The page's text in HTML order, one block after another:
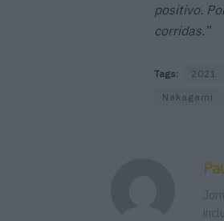
positivo.
corridas.”
Tags: 2021
Nakagami